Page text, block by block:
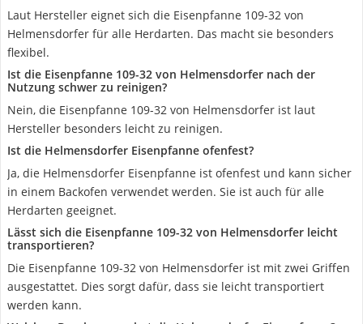
Laut Hersteller eignet sich die Eisenpfanne 109-32 von
Helmensdorfer für alle Herdarten. Das macht sie besonders
flexibel.
Ist die Eisenpfanne 109-32 von Helmensdorfer nach der
Nutzung schwer zu reinigen?
Nein, die Eisenpfanne 109-32 von Helmensdorfer ist laut
Hersteller besonders leicht zu reinigen.
Ist die Helmensdorfer Eisenpfanne ofenfest?
Ja, die Helmensdorfer Eisenpfanne ist ofenfest und kann sicher
in einem Backofen verwendet werden. Sie ist auch für alle
Herdarten geeignet.
Lässt sich die Eisenpfanne 109-32 von Helmensdorfer leicht
transportieren?
Die Eisenpfanne 109-32 von Helmensdorfer ist mit zwei Griffen
ausgestattet. Dies sorgt dafür, dass sie leicht transportiert
werden kann.